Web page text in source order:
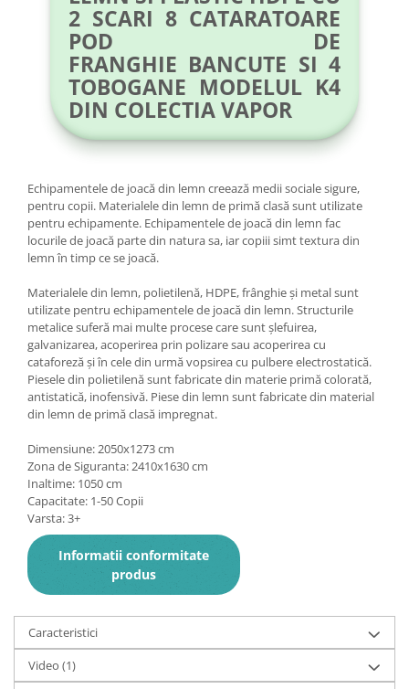
2 SCARI 8 CATARATOARE
POD DE
FRANGHIE BANCUTE SI 4
TOBOGANE MODELUL K4
DIN COLECTIA VAPOR
Echipamentele de joacă din lemn creează medii sociale sigure,
pentru copii. Materialele din lemn de primă clasă sunt utilizate
pentru echipamente. Echipamentele de joacă din lemn fac
locurile de joacă parte din natura sa, iar copiii simt textura din
lemn în timp ce se joacă.
Materialele din lemn, polietilenă, HDPE, frânghie și metal sunt
utilizate pentru echipamentele de joacă din lemn. Structurile
metalice suferă mai multe procese care sunt șlefuirea,
galvanizarea, acoperirea prin polizare sau acoperirea cu
cataforeză și în cele din urmă vopsirea cu pulbere electrostatică.
Piesele din polietilenă sunt fabricate din materie primă colorată,
antistatică, inofensivă. Piese din lemn sunt fabricate din material
din lemn de primă clasă impregnat.
Dimensiune: 2050x1273 cm
Zona de Siguranta: 2410x1630 cm
Inaltime: 1050 cm
Capacitate: 1-50 Copii
Varsta: 3+
Informatii conformitate
produs
Caracteristici
Video (1)